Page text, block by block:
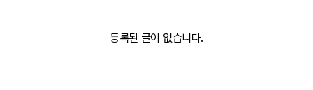
등록된 글이 없습니다.